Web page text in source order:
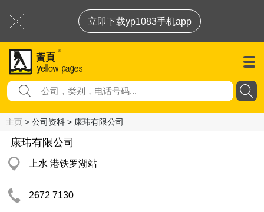
立即下载yp1083手机app
主页 > 公司资料 > 康玮有限公司
康玮有限公司
上水 港铁罗湖站
2672 7130